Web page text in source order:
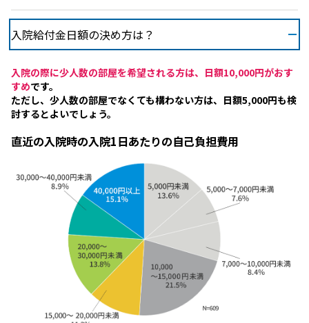
入院給付金日額の決め方は？
入院の際に少人数の部屋を希望される方は、日額10,000円がおす
すめです。
ただし、少人数の部屋でなくても構わない方は、日額5,000円も検
討するとよいでしょう。
直近の入院時の入院1日あたりの自己負担費用